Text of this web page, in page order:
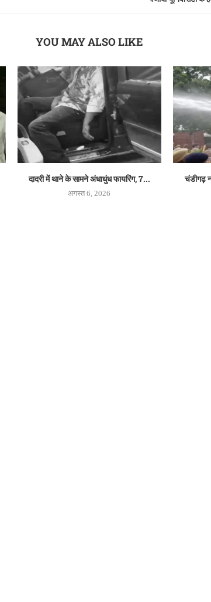
YOU MAY ALSO LIKE
दादरी में थाने के सामने अंधाधुंध फायरिंग, 7...
अगस्त 6, 2026
चंडीगढ़